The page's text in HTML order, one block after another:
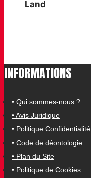
Land
INFORMATIONS
• Qui sommes-nous ?
• Avis Juridique
• Politique Confidentialité
• Code de déontologie
• Plan du Site
• Politique de Cookies